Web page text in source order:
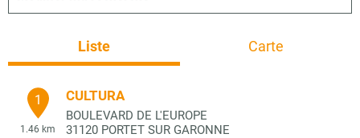
Liste Carte
1
1.46 km
CULTURA
BOULEVARD DE L'EUROPE
31120 PORTET SUR GARONNE